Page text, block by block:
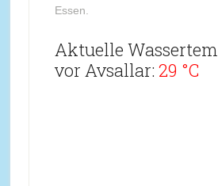
Essen.
Aktuelle
vor Avsallar: 29 °C